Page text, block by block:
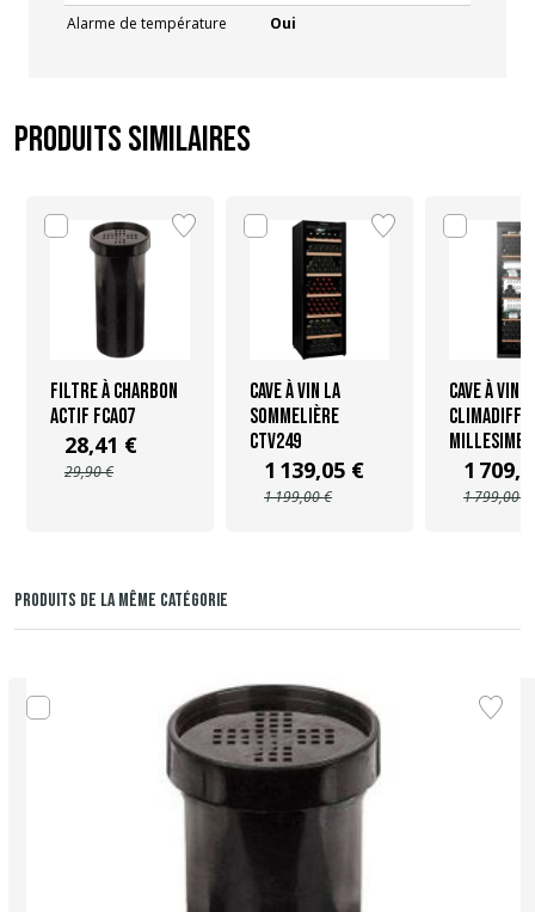
Alarme de température Oui
Produits similaires
Filtre à charbon
actif FCA07
28,41 €
29,90 €
Cave à vin La
Sommelière
CTV249
1 139,05 €
1 199,00 €
Cave à vin
Climadiff
1
1 799,00 €
PRODUITS DE LA MÊME CATÉGORIE